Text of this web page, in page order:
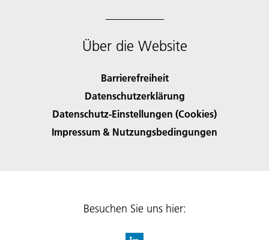
Über die Website
Barrierefreiheit
Datenschutzerklärung
Datenschutz-Einstellungen (Cookies)
Impressum & Nutzungsbedingungen
Besuchen Sie uns hier: